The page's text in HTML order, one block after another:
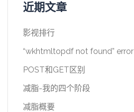
近期文章
影视排行
“wkhtmltopdf not found” error
POST和GET区别
减脂-我的四个阶段
减脂概要